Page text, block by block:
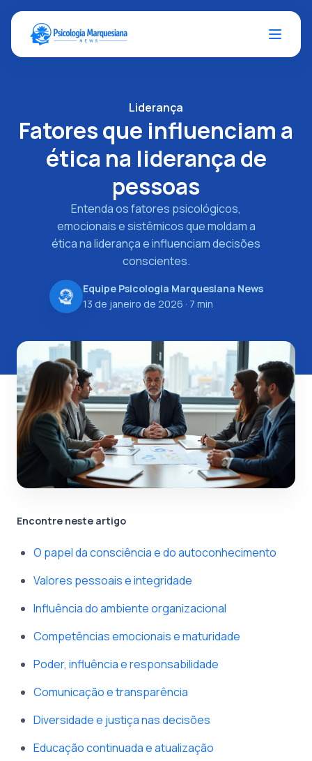
Liderança
Fatores que influenciam a
ética na liderança de
pessoas
Entenda os fatores psicológicos,
emocionais e sistêmicos que moldam a
ética na liderança e influenciam decisões
conscientes.
Equipe Psicologia Marquesiana News
13 de janeiro de 2026 · 7 min
Encontre neste artigo
O papel da consciência e do autoconhecimento
Valores pessoais e integridade
Influência do ambiente organizacional
Competências emocionais e maturidade
Poder, influência e responsabilidade
Comunicação e transparência
Diversidade e justiça nas decisões
Educação continuada e atualização